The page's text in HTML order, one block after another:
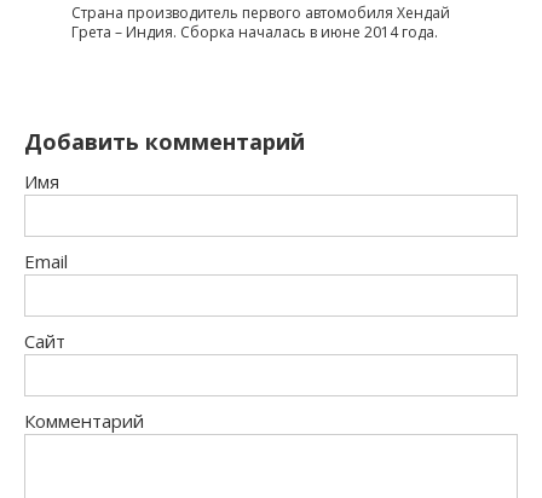
Страна производитель первого автомобиля Хендай
Грета – Индия. Сборка началась в июне 2014 года.
Добавить комментарий
Имя
Email
Сайт
Комментарий